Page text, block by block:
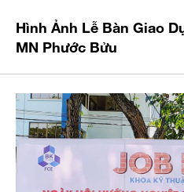
Hình Ảnh Lễ Bàn Giao
MN Phước Bửu